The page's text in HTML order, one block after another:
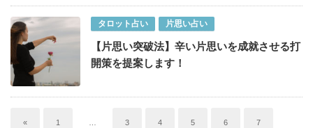
タロット占い 片思い占い
【片思い突破法】辛い片思いを成就させる打
開策を提案します！
« 1 3 4 5 6 7